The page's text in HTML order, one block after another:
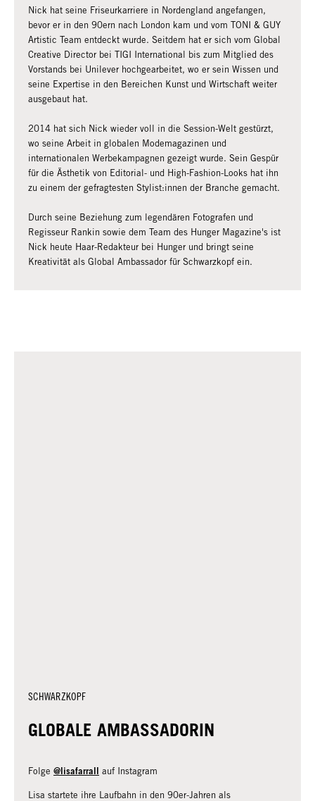
Nick hat seine Friseurkarriere in Nordengland angefangen,
bevor er in den 90ern nach London kam und vom TONI & GUY
Artistic Team entdeckt wurde. Seitdem hat er sich vom Global
Creative Director bei TIGI International bis zum Mitglied des
Vorstands bei Unilever hochgearbeitet, wo er sein Wissen und
seine Expertise in den Bereichen Kunst und Wirtschaft weiter
ausgebaut hat.
2014 hat sich Nick wieder voll in die Session-Welt gestürzt,
wo seine Arbeit in globalen Modemagazinen und
internationalen Werbekampagnen gezeigt wurde. Sein Gespür
für die Ästhetik von Editorial- und High-Fashion-Looks hat ihn
zu einem der gefragtesten Stylist:innen der Branche gemacht.
Durch seine Beziehung zum legendären Fotografen und
Regisseur Rankin sowie dem Team des Hunger Magazine's ist
Nick heute Haar-Redakteur bei Hunger und bringt seine
Kreativität als Global Ambassador für Schwarzkopf ein.
SCHWARZKOPF
GLOBALE AMBASSADORIN
Folge @lisafarrall auf Instagram
Lisa startete ihre Laufbahn in den 90er-Jahren als